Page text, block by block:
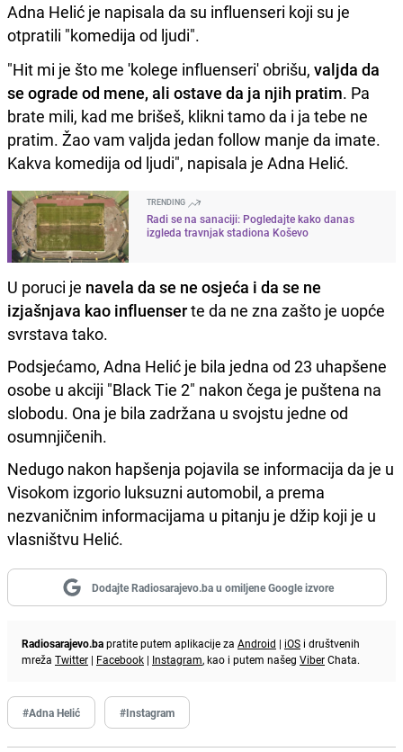
Adna Helić je napisala da su influenseri koji su je
otpratili "komedija od ljudi".
"Hit mi je što me 'kolege influenseri' obrišu, valjda da
se ograde od mene, ali ostave da ja njih pratim. Pa
brate mili, kad me brišeš, klikni tamo da i ja tebe ne
pratim. Žao vam valjda jedan follow manje da imate.
Kakva komedija od ljudi", napisala je Adna Helić.
TRENDING
Radi se na sanaciji: Pogledajte kako danas
izgleda travnjak stadiona Koševo
U poruci je navela da se ne osjeća i da se ne
izjašnjava kao influenserte da ne zna zašto je uopće
svrstava tako.
Podsjećamo, Adna Helić je bila jedna od 23 uhapšene
osobe u akciji "Black Tie 2" nakon čega je puštena na
slobodu. Ona je bila zadržana u svojstu jedne od
osumnjičenih.
Nedugo nakon hapšenja pojavila se informacija da je u
Visokom izgorio luksuzni automobil, a prema
nezvaničnim informacijama u pitanju je džip koji je u
vlasništvu Helić.
Dodajte Radiosarajevo.ba u omiljene Google izvore
Radiosarajevo.bapratite putem aplikacije za Android | iOS i društvenih
mreža Twitter | Facebook | Instagram, kao i putem našeg ViberChata.
#Adna Helić #Instagram